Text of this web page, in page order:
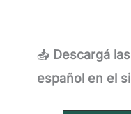
📥 Descargá
español en el